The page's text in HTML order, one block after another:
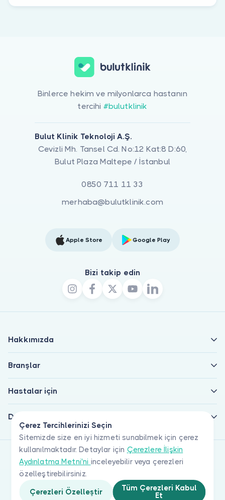
Çerez Tercihlerinizi Seçin
Sitemizde size en iyi hizmeti sunabilmek için çerez
kullanılmaktadır. Detaylar için Çerezlere İlişkin
Aydınlatma Metni'ni inceleyebilir veya çerezleri
özelleştirebilirsiniz.
Çerezleri Özelleştir
Tüm Çerezleri Kabul
Et
Binlerce hekim ve milyonlarca hastanın
tercihi #bulutklinik
Bulut Klinik Teknoloji A.Ş.
Cevizli Mh. Tansel Cd. No:12 Kat:8 D:60,
Bulut Plaza Maltepe / İstanbul
0850 711 11 33
merhaba@bulutklinik.com
Apple Store Google Play
Bizi takip edin
Hakkımızda
Branşlar
Hastalar için
Doktorlar için